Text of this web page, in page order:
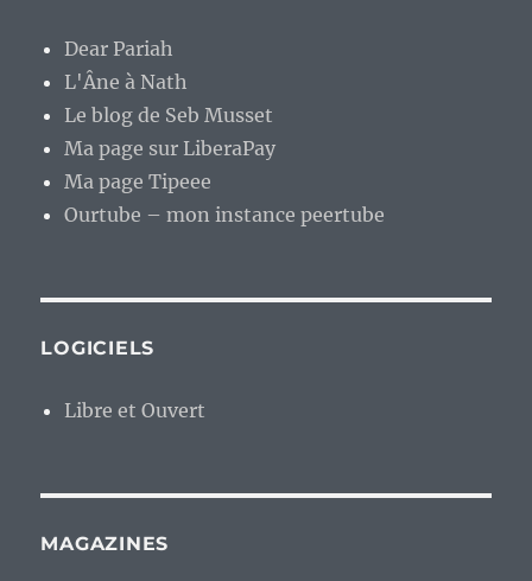
Dear Pariah
L'Âne à Nath
Le blog de Seb Musset
Ma page sur LiberaPay
Ma page Tipeee
Ourtube – mon instance peertube
LOGICIELS
Libre et Ouvert
MAGAZINES